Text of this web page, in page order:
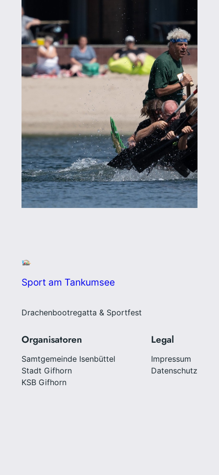
Sport am Tankumsee
Drachenbootregatta & Sportfest
Organisatoren
Samtgemeinde Isenbüttel
Stadt Gifhorn
KSB Gifhorn
Legal
Impressum
Datenschutz